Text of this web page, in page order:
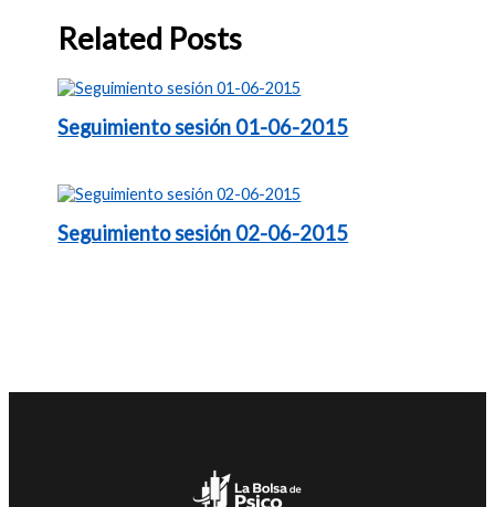
Related Posts
Seguimiento sesión 01-06-2015
Seguimiento sesión 02-06-2015